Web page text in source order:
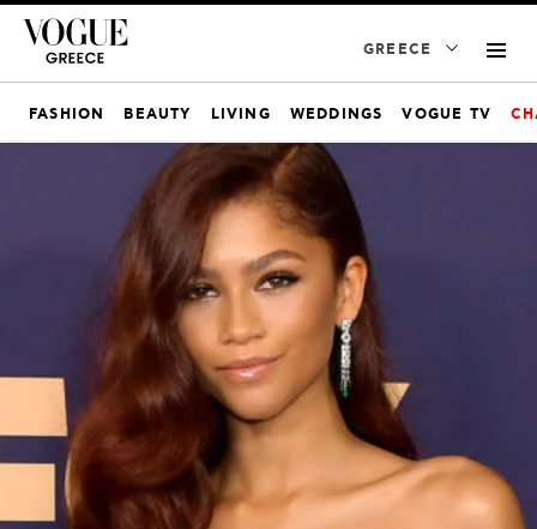
GREECE
FASHION BEAUTY LIVING WEDDINGS VOGUE TV